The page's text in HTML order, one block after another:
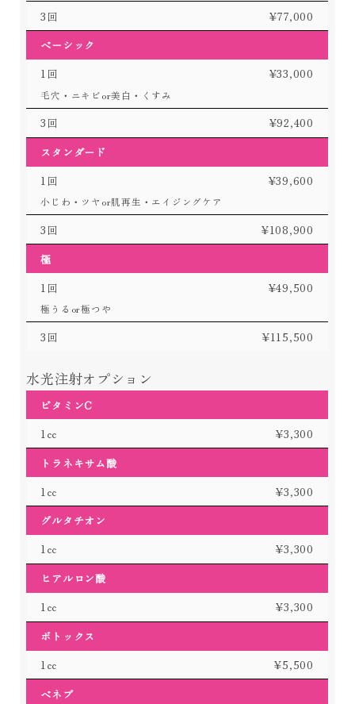
料金案内
オンラインショップ
スタッフ募集
3回
¥77,000
ベーシック
毛穴・ニキビor美白・くすみ
1回 ¥33,000
3回
¥92,400
スタンダード
小じわ・ツヤor肌再生・エイジングケア
1回 ¥39,600
3回
¥108,900
極
極うるor極つや
1回 ¥49,500
3回 ¥115,500
水光注射オプション
ビタミンC
1㏄
¥3,300
トラネキサム酸
1㏄
¥3,300
グルタチオン
1㏄
¥3,300
ヒアルロン酸
1㏄
¥3,300
ボトックス
1㏄
¥5,500
ベネブ